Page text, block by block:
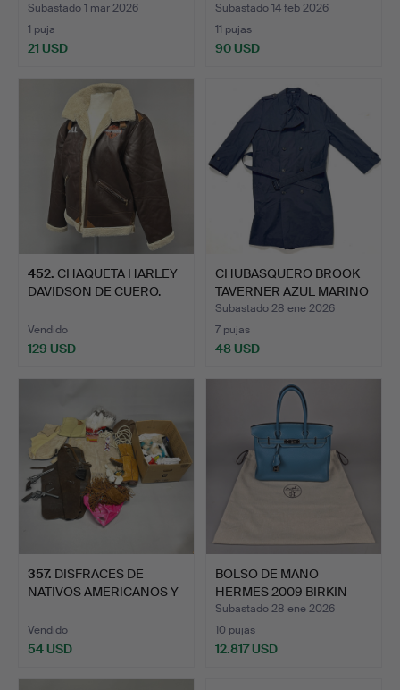
Subastado 1 mar 2026
1 puja
21 USD
Subastado 14 feb 2026
11 pujas
90 USD
452. CHAQUETA HARLEY
DAVIDSON DE CUERO.
Vendido
129 USD
CHUBASQUERO BROOK
TAVERNER AZUL MARINO
PAR…
Subastado 28 ene 2026
7 pujas
48 USD
357. DISFRACES DE
NATIVOS AMERICANOS Y
Vendido
54 USD
BOLSO DE MANO
HERMES 2009 BIRKIN
BLUE JEAN.
Subastado 28 ene 2026
10 pujas
12.817 USD